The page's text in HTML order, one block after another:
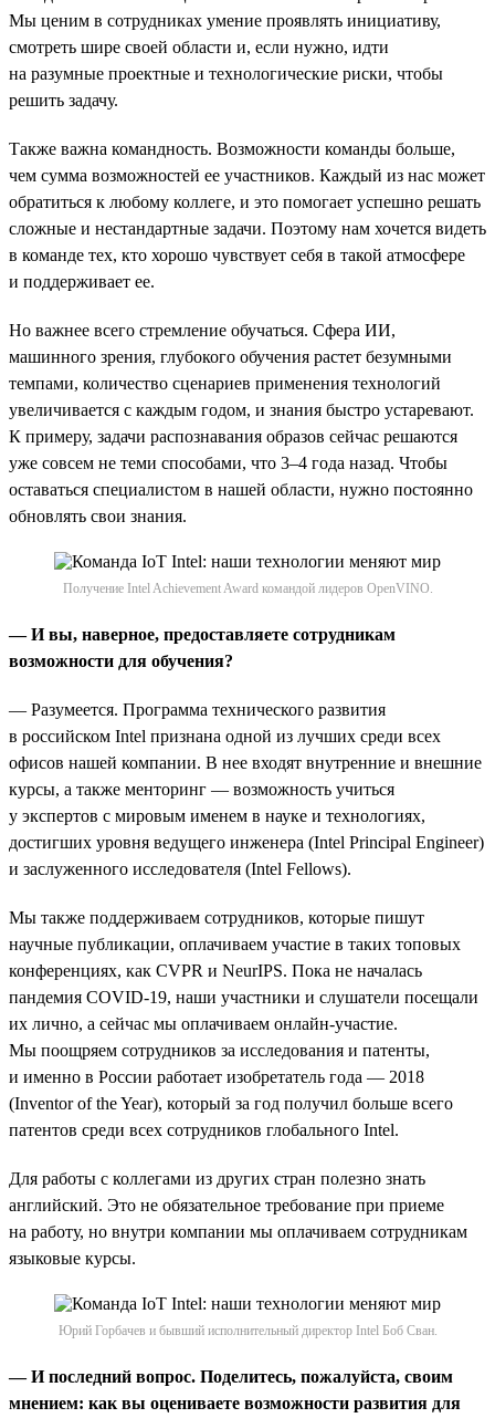
Мы ценим в сотрудниках умение проявлять инициативу,
смотреть шире своей области и, если нужно, идти
на разумные проектные и технологические риски, чтобы
решить задачу.
Также важна командность. Возможности команды больше,
чем сумма возможностей ее участников. Каждый из нас может
обратиться к любому коллеге, и это помогает успешно решать
сложные и нестандартные задачи. Поэтому нам хочется видеть
в команде тех, кто хорошо чувствует себя в такой атмосфере
и поддерживает ее.
Но важнее всего стремление обучаться. Сфера ИИ,
машинного зрения, глубокого обучения растет безумными
темпами, количество сценариев применения технологий
увеличивается с каждым годом, и знания быстро устаревают.
К примеру, задачи распознавания образов сейчас решаются
уже совсем не теми способами, что 3–4 года назад. Чтобы
оставаться специалистом в нашей области, нужно постоянно
обновлять свои знания.
Получение Intel Achievement Award командой лидеров OpenVINO.
— И вы, наверное, предоставляете сотрудникам
возможности для обучения?
— Разумеется. Программа технического развития
в российском Intel признана одной из лучших среди всех
офисов нашей компании. В нее входят внутренние и внешние
курсы, а также менторинг — возможность учиться
у экспертов с мировым именем в науке и технологиях,
достигших уровня ведущего инженера (Intel Principal Engineer)
и заслуженного исследователя (Intel Fellows).
Мы также поддерживаем сотрудников, которые пишут
научные публикации, оплачиваем участие в таких топовых
конференциях, как CVPR и NeurIPS. Пока не началась
пандемия COVID-19, наши участники и слушатели посещали
их лично, а сейчас мы оплачиваем онлайн-участие.
Мы поощряем сотрудников за исследования и патенты,
и именно в России работает изобретатель года — 2018
(Inventor of the Year), который за год получил больше всего
патентов среди всех сотрудников глобального Intel.
Для работы с коллегами из других стран полезно знать
английский. Это не обязательное требование при приеме
на работу, но внутри компании мы оплачиваем сотрудникам
языковые курсы.
Юрий Горбачев и бывший исполнительный директор Intel Боб Сван.
— И последний вопрос. Поделитесь, пожалуйста, своим
мнением: как вы оцениваете возможности развития для